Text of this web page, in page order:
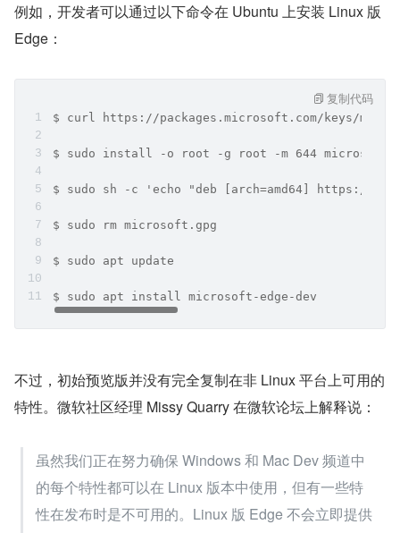
例如，开发者可以通过以下命令在 Ubuntu 上安装 Linux 版
Edge：
$ curl https://packages.microsoft.com/keys/
$ sudo install -o root -g root -m 644
$ sudo sh -c 'echo "deb [arch=amd64] https://
$ sudo rm microsoft.gpg
$ sudo apt update
$ sudo apt install microsoft-edge-dev
复制代码
不过，初始预览版并没有完全复制在非 Linux 平台上可用的
特性。微软社区经理 Missy Quarry 在微软论坛上解释说：
虽然我们正在努力确保 Windows 和 Mac Dev 频道中
的每个特性都可以在 Linux 版本中使用，但有一些特
性在发布时是不可用的。Linux 版 Edge 不会立即提供